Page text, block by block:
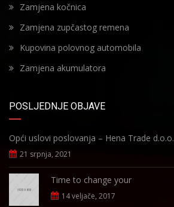
Zamjena kočnica
Zamjena zupčastog remena
Kupovina polovnog automobila
Zamjena akumulatora
POSLJEDNJE OBJAVE
Opći uslovi poslovanja – Hena Trade d.o.o.
21 srpnja, 2021
Time to change your
14 veljače, 2017